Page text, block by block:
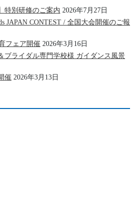
特別研修のご案内 2026年7月27日
JAPAN CONTEST / 全国大会開催のご報
フェア開催 2026年3月16日
ブライダル専門学校様 ガイダンス風景
催 2026年3月13日